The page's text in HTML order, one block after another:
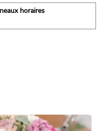
horaires